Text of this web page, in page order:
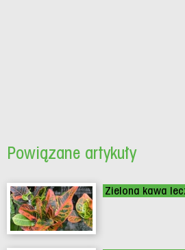
Powiązane artykuły
Zielona kawa